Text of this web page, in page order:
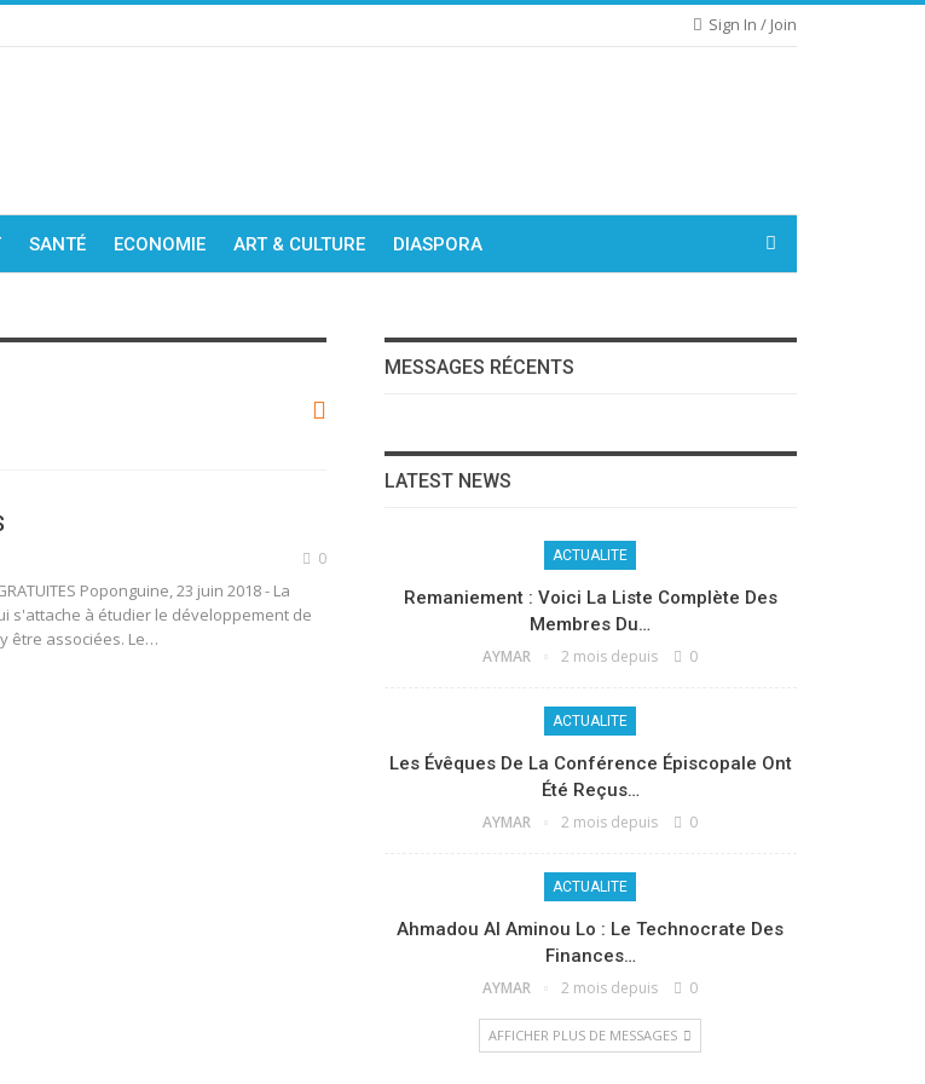
Sign In / Join
SANTÉ ECONOMIE ART & CULTURE DIASPORA
0
Poponguine, 23 juin 2018 - La
s'attache à étudier le développement de
être associées. Le…
MESSAGES RÉCENTS
LATEST NEWS
ACTUALITE
Remaniement : Voici La Liste Complète Des
Membres Du…
AYMAR 2 mois depuis 0
ACTUALITE
Les Évêques De La Conférence Épiscopale Ont
Été Reçus…
AYMAR 2 mois depuis 0
ACTUALITE
Ahmadou Al Aminou Lo : Le Technocrate Des
Finances…
AYMAR 2 mois depuis 0
AFFICHER PLUS DE MESSAGES